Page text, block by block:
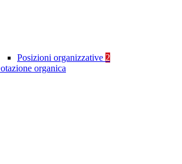
Posizioni organizzative 2
organica